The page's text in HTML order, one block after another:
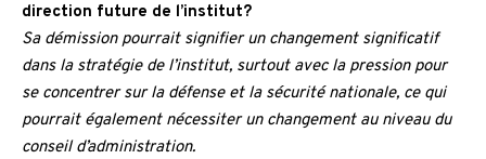
direction future de l’institut?
Sa démission pourrait signifier un changement significatif
dans la stratégie de l’institut, surtout avec la pression pour
se concentrer sur la défense et la sécurité nationale, ce qui
pourrait également nécessiter un changement au niveau du
conseil d’administration.